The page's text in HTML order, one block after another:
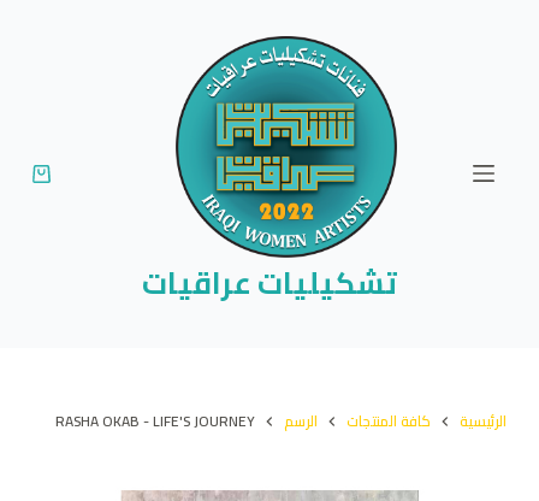
تشكيليات عراقيات
الرئيسية كافة المنتجات الرسم RASHA OKAB - LIFE'S JOURNEY